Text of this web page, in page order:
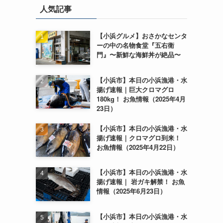
人気記事
【小浜グルメ】おさかなセンタ
ーの中の名物食堂『五右衛
門』〜新鮮な海鮮丼が絶品〜
【小浜市】本日の小浜漁港・水
揚げ速報｜巨大クロマグロ
180kg！ お魚情報（2025年4月
23日）
【小浜市】本日の小浜漁港・水
揚げ速報｜クロマグロ到来！
お魚情報（2025年4月22日）
【小浜市】本日の小浜漁港・水
揚げ速報｜ 岩ガキ解禁！ お魚
情報（2025年6月23日）
【小浜市】本日の小浜漁港・水